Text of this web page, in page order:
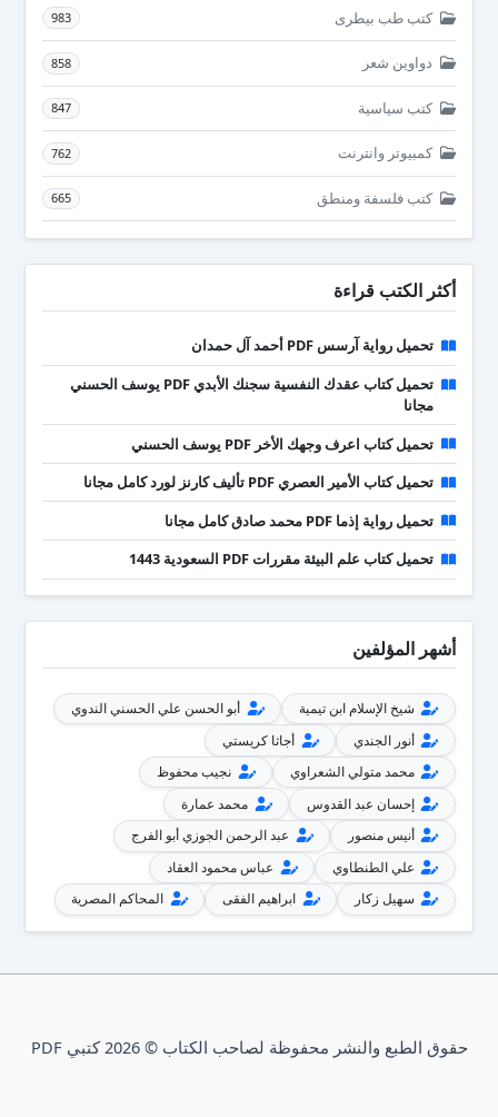
كتب طب بيطرى 983
دواوين شعر 858
كتب سياسية 847
كمبيوتر وانترنت 762
كتب فلسفة ومنطق 665
أكثر الكتب قراءة
تحميل رواية آرسس PDF أحمد آل حمدان
تحميل كتاب عقدك النفسية سجنك الأبدي PDF يوسف الحسني
مجانا
تحميل كتاب اعرف وجهك الأخر PDF يوسف الحسني
تحميل كتاب الأمير العصري PDF تأليف كارنز لورد كامل مجانا
تحميل رواية إذما PDF محمد صادق كامل مجانا
تحميل كتاب علم البيئة مقررات PDF السعودية 1443
أشهر المؤلفين
شيخ الإسلام ابن تيمية
أبو الحسن علي الحسني الندوي
أنور الجندي
أجاثا كريستي
محمد متولي الشعراوي
نجيب محفوظ
إحسان عبد القدوس
محمد عمارة
أنيس منصور
عبد الرحمن الجوزي أبو الفرج
علي الطنطاوي
عباس محمود العقاد
سهيل زكار
ابراهيم الفقى المحاكم المصرية
حقوق الطبع والنشر محفوظة لصاحب الكتاب © 2026 كتبي PDF